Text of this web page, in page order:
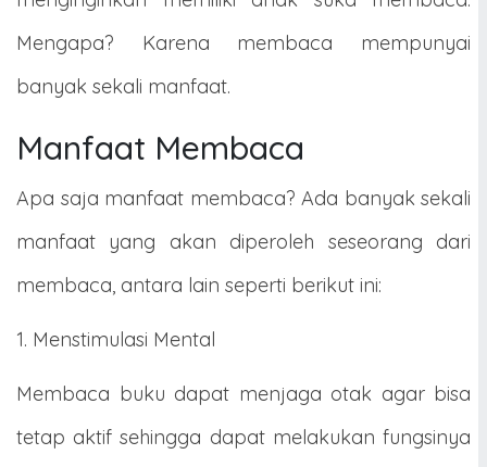
Mengapa? Karena membaca mempunyai
banyak sekali manfaat.
Manfaat Membaca
Apa saja manfaat membaca? Ada banyak sekali
manfaat yang akan diperoleh seseorang dari
membaca, antara lain seperti berikut ini:
1. Menstimulasi Mental
Membaca buku dapat menjaga otak agar bisa
tetap aktif sehingga dapat melakukan fungsinya